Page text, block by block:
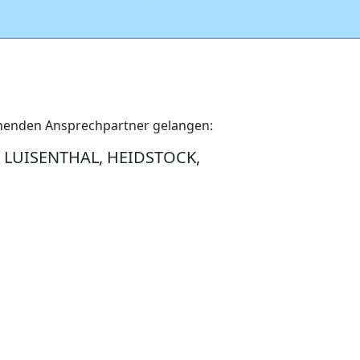
Ansprechpartner gelangen:
HEIDSTOCK,